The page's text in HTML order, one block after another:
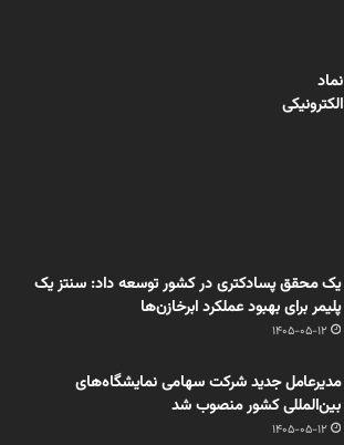
نماد
الکترونیکی
یک محقق پسادکتری در کشور توسعه داد: سنتز یک
پلیمر برای بهبود عملکرد ابرخازن‌ها
1405-05-12
مدیرعامل جدید شرکت سهامی نمایشگاه‌های
بین‌المللی کشور منصوب شد
1405-05-12